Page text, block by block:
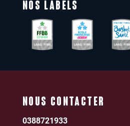
NOS LABELS
NOUS CONTACTER
0388721933